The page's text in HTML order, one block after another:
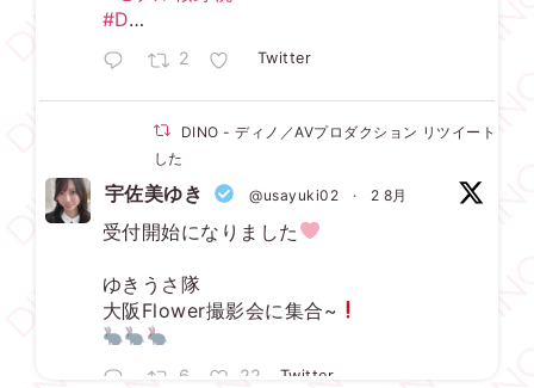
#D…
2 Twitter
DINO - ディノ／AVプロダクション リツイートされ
した
宇佐美ゆき @usayuki02 · 2 8月
受付開始になりました
ゆきうさ隊
大阪Flower撮影会に集合~
6 22 Twitter